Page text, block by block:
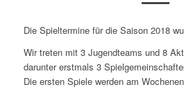
Die Spieltermine für die Saison 2018
Wir treten mit 3 Jugendteams und 8
darunter erstmals 3
Die ersten Spiele werden am